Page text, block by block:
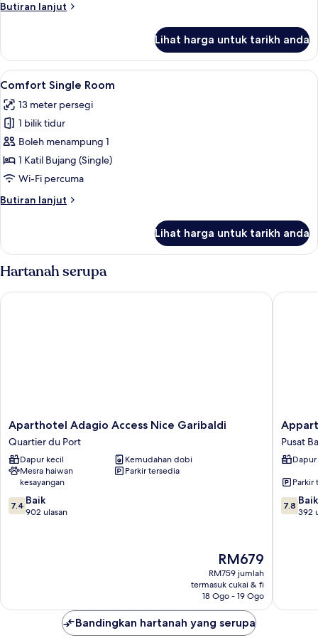
Butiran lanjut
Butiran
Studio
Lihat harga untuk tarikh anda
Lihat
semua
foto
untuk
Comfort
Single
Room
Comfort Single Room | Bar mini,
4
Comfort Single Room
13 meter persegi
1 bilik tidur
Boleh menampung 1
1 Katil Bujang (Single)
Wi-Fi percuma
Butiran lanjut
Butiran
Single
Room
Lihat harga untuk tarikh anda
Hartanah serupa
Aparthotel
Adagio
Access
Nice
Garibaldi
Quartier
du
Port
Aparthotel Adagio Access Nice Garibaldi
Quartier du Port
Dapur kecil
Kemudahan dobi
Mesra haiwan
kesayangan
Parkir tersedia
7.4
daripada
7.4 Baik
902 ulasan
Harga
ialah
RM679
RM679
RM759 jumlah
termasuk cukai & fi
18 Ogo - 19 Ogo
Aparthotel Adagio Access Nice Garibaldi
Odalys
City
-
Centre
Pusat
Bandar
Pusat
Parkir
7.8
7.8 Baik
392
Bandingkan hartanah yang serupa